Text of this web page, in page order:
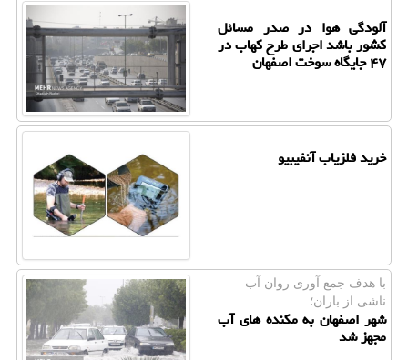
آلودگی هوا در صدر مسائل
کشور باشد اجرای طرح کهاب در
۴۷ جایگاه سوخت اصفهان
خرید فلزیاب آنفیبیو
با هدف جمع آوری روان آب
ناشی از باران؛
شهر اصفهان به مکنده های آب
مجهز شد